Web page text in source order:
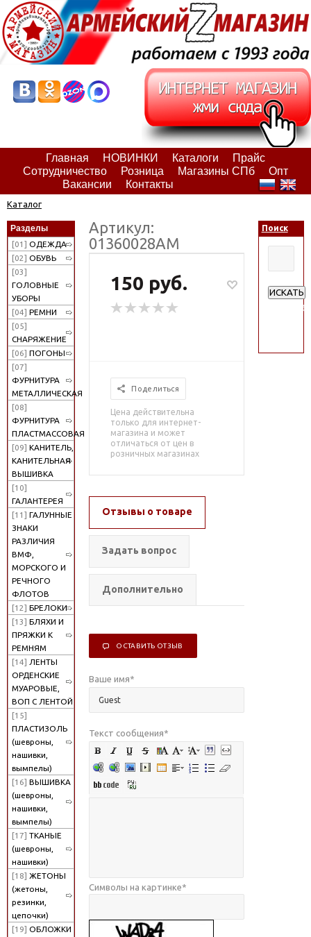
Главная НОВИНКИ Каталоги
Прайс
Сотрудничество
Розница Магазины СПб
Опт
Вакансии
Контакты
Каталог
Разделы
[01] ОДЕЖДА
[02] ОБУВЬ
[03]
ГОЛОВНЫЕ
УБОРЫ
[04] РЕМНИ
[05]
СНАРЯЖЕНИЕ
[06] ПОГОНЫ
[07]
ФУРНИТУРА
МЕТАЛЛИЧЕСКАЯ
[08]
ФУРНИТУРА
ПЛАСТМАССОВАЯ
[09] КАНИТЕЛЬ,
КАНИТЕЛЬНАЯ
ВЫШИВКА
[10]
ГАЛАНТЕРЕЯ
[11] ГАЛУННЫЕ
ЗНАКИ
РАЗЛИЧИЯ
ВМФ,
МОРСКОГО И
РЕЧНОГО
ФЛОТОВ
[12] БРЕЛОКИ
[13] БЛЯХИ И
ПРЯЖКИ К
РЕМНЯМ
[14] ЛЕНТЫ
ОРДЕНСКИЕ
МУАРОВЫЕ,
ВОП С ЛЕНТОЙ
[15]
ПЛАСТИЗОЛЬ
(шевроны,
нашивки,
вымпелы)
[16] ВЫШИВКА
(шевроны,
нашивки,
вымпелы)
[17] ТКАНЫЕ
(шевроны,
нашивки)
[18] ЖЕТОНЫ
(жетоны,
резинки,
цепочки)
[19] ОБЛОЖКИ
Артикул:
01360028АМ
150 руб.
Поделиться
Цена действительна
только для интернет-
магазина и может
отличаться от цен в
розничных магазинах
Отзывы о товаре
Задать вопрос
Дополнительно
ОСТАВИТЬ ОТЗЫВ
Ваше имя*
Текст сообщения*
Символы на картинке*
Поиск
ИСКАТЬ